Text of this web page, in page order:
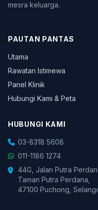
mesra keluarga.
PAUTAN PANTAS
Utama
Rawatan Istimewa
Panel Klinik
Hubungi Kami & Peta
HUBUNGI KAMI
03-8318 5608
011-1186 1274
44G, Jalan Putra
Taman Putra Perdana,
47100 Puchong,